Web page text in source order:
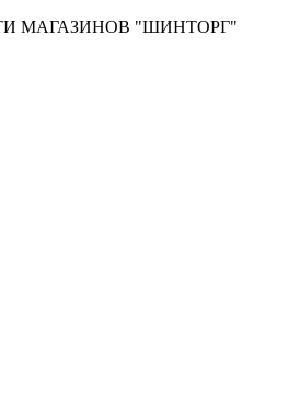
МАГАЗИНОВ "ШИНТОРГ"